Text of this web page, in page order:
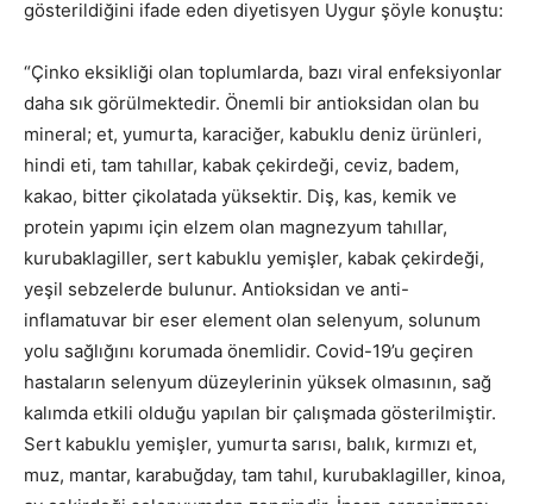
gösterildiğini ifade eden diyetisyen Uygur şöyle konuştu:
“Çinko eksikliği olan toplumlarda, bazı viral enfeksiyonlar
daha sık görülmektedir. Önemli bir antioksidan olan bu
mineral; et, yumurta, karaciğer, kabuklu deniz ürünleri,
hindi eti, tam tahıllar, kabak çekirdeği, ceviz, badem,
kakao, bitter çikolatada yüksektir. Diş, kas, kemik ve
protein yapımı için elzem olan magnezyum tahıllar,
kurubaklagiller, sert kabuklu yemişler, kabak çekirdeği,
yeşil sebzelerde bulunur. Antioksidan ve anti-
inflamatuvar bir eser element olan selenyum, solunum
yolu sağlığını korumada önemlidir. Covid-19’u geçiren
hastaların selenyum düzeylerinin yüksek olmasının, sağ
kalımda etkili olduğu yapılan bir çalışmada gösterilmiştir.
Sert kabuklu yemişler, yumurta sarısı, balık, kırmızı et,
muz, mantar, karabuğday, tam tahıl, kurubaklagiller, kinoa,